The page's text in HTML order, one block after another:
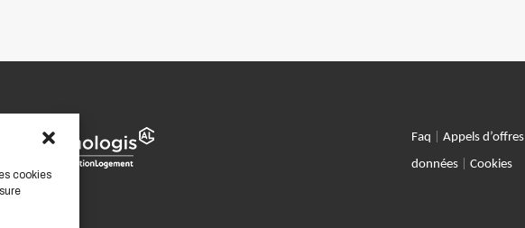
cookies
Faq |Appels d’offres
données |Cookies